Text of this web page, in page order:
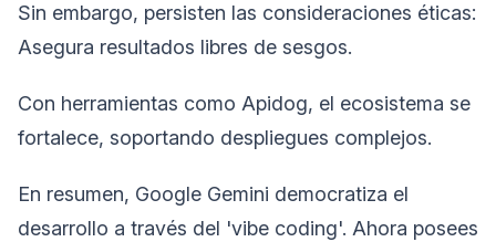
Sin embargo, persisten las consideraciones éticas:
Asegura resultados libres de sesgos.
Con herramientas como Apidog, el ecosistema se
fortalece, soportando despliegues complejos.
En resumen, Google Gemini democratiza el
desarrollo a través del 'vibe coding'. Ahora posees